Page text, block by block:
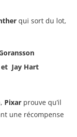
qui sort du lot,
et Jay Hart
Pixar prouve qu’il
une récompense